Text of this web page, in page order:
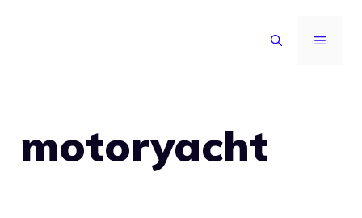
MENU
motoryacht